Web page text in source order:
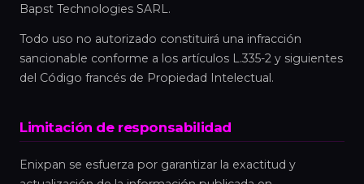
Bapst Technologies SARL.
Todo uso no autorizado constituirá una infracción
sancionable conforme a los artículos L.335-2 y siguientes
del Código francés de Propiedad Intelectual.
Limitación de responsabilidad
Enixpan se esfuerza por garantizar la exactitud y